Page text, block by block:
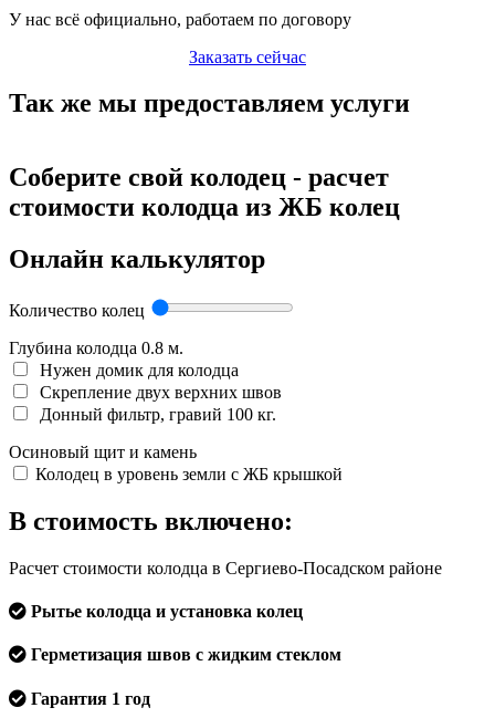
У нас всё официально, работаем по договору
Заказать сейчас
Так же мы предоставляем услуги
Соберите свой колодец - расчет
стоимости колодца из ЖБ колец
Онлайн калькулятор
Количество колец
Глубина колодца 0.8 м.
Нужен домик для колодца
Скрепление двух верхних швов
Донный фильтр, гравий 100 кг.
Осиновый щит и камень
Колодец в уровень земли с ЖБ крышкой
В стоимость включено:
Расчет стоимости колодца в Сергиево-Посадском районе
Рытье колодца и установка колец
Герметизация швов с жидким стеклом
Гарантия 1 год